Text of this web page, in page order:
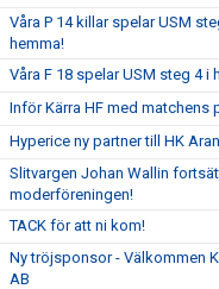
Våra P 14 killar spelar USM
hemma!
Våra F 18 spelar USM steg 4 i
Inför Kärra HF med matchens
Hyperice ny partner till HK
Slitvargen Johan Wallin
moderföreningen!
TACK för att ni kom!
Ny tröjsponsor - Välkommen
AB